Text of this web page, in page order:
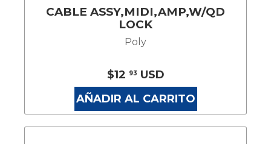
CABLE ASSY,MIDI,AMP,W/QD
LOCK
Poly
$12 93 USD
AÑADIR AL CARRITO